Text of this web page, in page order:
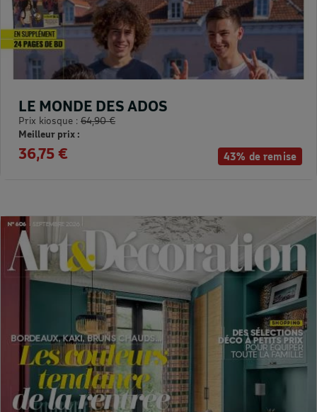
43% de remise
LE MONDE DES ADOS
Prix kiosque : 64,90 €
Meilleur prix :
36,75 €